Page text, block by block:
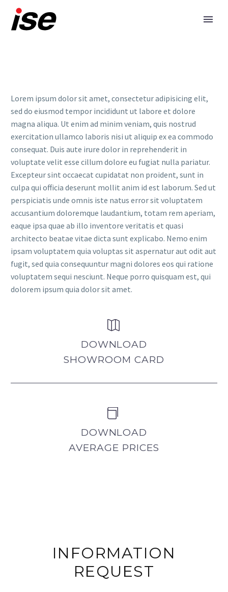
Lorem ipsum dolor sit amet, consectetur adipisicing elit,
sed do eiusmod tempor incididunt ut labore et dolore
magna aliqua. Ut enim ad minim veniam, quis nostrud
exercitation ullamco laboris nisi ut aliquip ex ea commodo
consequat. Duis aute irure dolor in reprehenderit in
voluptate velit esse cillum dolore eu fugiat nulla pariatur.
Excepteur sint occaecat cupidatat non proident, sunt in
culpa qui officia deserunt mollit anim id est laborum. Sed ut
perspiciatis unde omnis iste natus error sit voluptatem
accusantium doloremque laudantium, totam rem aperiam,
eaque ipsa quae ab illo inventore veritatis et quasi
architecto beatae vitae dicta sunt explicabo. Nemo enim
ipsam voluptatem quia voluptas sit aspernatur aut odit aut
fugit, sed quia consequuntur magni dolores eos qui ratione
voluptatem sequi nesciunt. Neque porro quisquam est, qui
dolorem ipsum quia dolor sit amet.


DOWNLOAD
SHOWROOM CARD


DOWNLOAD
AVERAGE PRICES
INFORMATION
REQUEST